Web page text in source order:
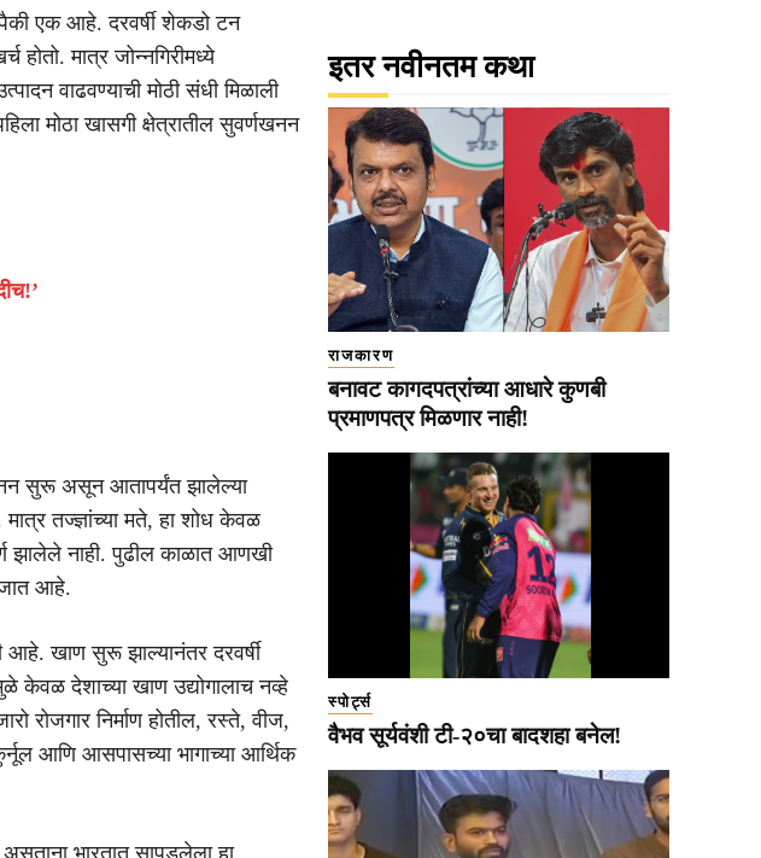
एक आहे. दरवर्षी शेकडो टन
होतो. मात्र जोन्नगिरीमध्ये
वाढवण्याची मोठी संधी मिळाली
मोठा खासगी क्षेत्रातील सुवर्णखनन
सुरू असून आतापर्यंत झालेल्या
तज्ज्ञांच्या मते, हा शोध केवळ
झालेले नाही. पुढील काळात आणखी
जात आहे.
खाण सुरू झाल्यानंतर दरवर्षी
केवळ देशाच्या खाण उद्योगालाच नव्हे
रोजगार निर्माण होतील, रस्ते, वीज,
आणि आसपासच्या भागाच्या आर्थिक
भारतात सापडलेला हा
इतर नवीनतम कथा
राजकारण
बनावट कागदपत्रांच्या आधारे कुणबी
प्रमाणपत्र मिळणार नाही!
स्पोर्ट्स
वैभव सूर्यवंशी टी-२०चा बादशहा बनेल!